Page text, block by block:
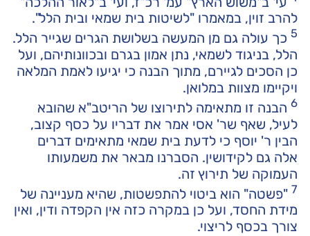
להרב זוין, במאמרו "לשיטות בית שמאי ובית הלל".
5כך עולה גם מן המעשה בשלושת הגרים שגייר הלל.
הלל, בניגוד לשמאי, נתן אמון בגרם ובכוונותיהם, ועל
כן הסכים לגיירם, מתוך הבנה כי יגיעו לאמת המלאה
ויקיימו מצוות במלואן.
6הבנה זו מתאימה לתירוצו של הריטב"א שהובא
לעיל, שאף שר' אסי אמר את דבריו על כסף קצוב,
הבין ר' יוסף כי לדעת בית שמאי מתאימים דברים
אלה גם לקידושין. הסברנו מבאר את משמעותו
העמוקה של תירוץ זה.
7 "פשטה" הוא ביטוי להתפשטות, שהיא מעניינה של
מידת החסד, ועל כן במקרה כזה אין הקפדה ודין, ואין
צורך בכסף לריצוי.